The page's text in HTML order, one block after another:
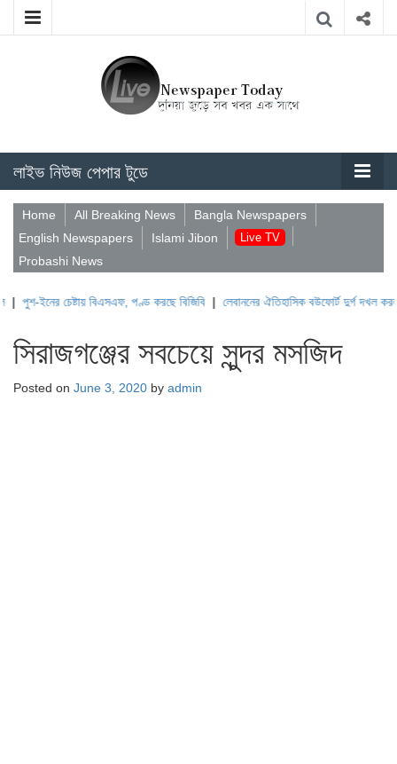
লাইভ নিউজ পেপার টুডে
Home All Breaking News
Bangla Newspapers
English Newspapers
Islami Jibon Live TV
Probashi News
চেষ্টায় বিএসএফ, পণ্ড করছে বিজিবি|লেবাননের ঐতিহাসিক বউফোর্ট দুর্গ দখল করল ইসরাইল
সিরাজগঞ্জের সবচেয়ে সুন্দর মসজিদ
Posted on June 3, 2020 by admin